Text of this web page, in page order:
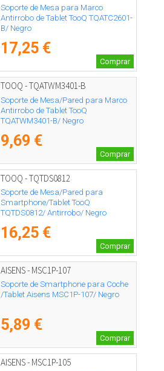
Soporte de Mesa para Marco
Antirrobo de Tablet TooQ TQATC2601-
B/ Negro
17,25 €
Comprar
TOOQ - TQATWM3401-B
Soporte de Mesa/Pared para Marco
Antirrobo de Tablet TooQ
TQATWM3401-B/ Negro
9,69 €
Comprar
TOOQ - TQTDS0812
Soporte de Mesa/Pared para
Smartphone/Tablet TooQ
TQTDS0812/ Antirrobo/ Negro
16,25 €
Comprar
AISENS - MSC1P-107
Soporte de Smartphone para Coche
/Tablet Aisens MSC1P-107/ Negro
5,89 €
Comprar
AISENS - MSC1P-105